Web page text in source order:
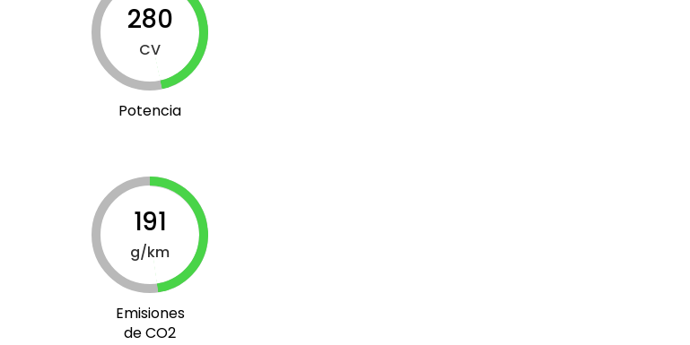
280
CV
Potencia
191
g/km
Emisiones
de CO2